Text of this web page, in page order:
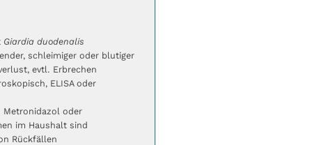
Giardia duodenalis
schleimiger oder blutiger
evtl. Erbrechen
ELISA oder
Metronidazol oder
im Haushalt sind
Rückfällen